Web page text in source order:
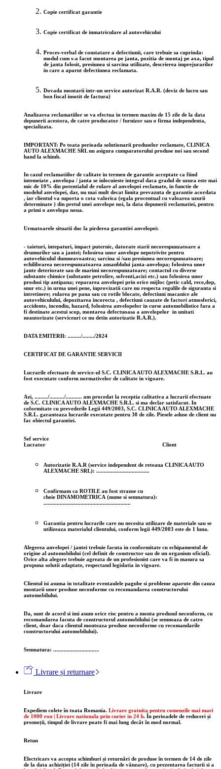
Copie certificat garantie
Copie certificat de inmatriculare al autovehicului
Proces-verbal de constatare a defectiunii, care trebuie sa cuprinda:
modul cum s-a facut montarea pe janta, pozitia de montaj pe axa, tipul
de janta folosit, presiunea si sarcina utilizate, descrierea imprejurarilor
in care a aparut defectiunea reclamata.
Dovada montarii intr-un service autorizat R.A.R. (deviz de lucru sau
bon fiscal insotit de factura)
Analizarea reclamatiilor se va efectua in termen maxim de 15 zile de la data
depunerii acestora, de catre producator / furnizor sau o firma independenta,
specializata.
IMPORTANT: Pe toata perioada solutionarii produselor reclamate, CLINICA
AUTO ALEXMACHE SRL nu asigura cumparatorului produse noi sau second
hand la schimb.
In cazul reclamatiilor de calitate in termen de garantie acceptate ca fiind
intemeiate , anvelopa / janta se inlocuieste integral daca gradul de uzura este mai
mic de 10% din potentialul de rulare al anvelopei reclamate, in functie de
modelul anvelopei, dar, nu mai mult decat limita prevazuta de garantie acordata
, iar clientul va suporta o cota valorica (egala procentual cu valoarea uzurii
determinate ) din pretul unei anvelope noi, la data depunerii reclamatiei, pentru
a primi o anvelopa noua.
Urmatoarele situatii duc la pirderea garantiei anvelopei:
- taieturi, intepaturi, impact puternic, datorate starii necorespunzatoare a
drumurilor sau a jantei; folosirea unor anvelope nepotrivite pentru
autovehiculul dumneavoastra; sarcina si /sau presiunea necorespunzatoare;
echilibrarea necorespunzatoarea ansanblului janta-anvelopa; folosirea unor
jante deteriorate sau de marimi necorespunzatoare; contactul cu diverse
substante chimice (substante petrolire, solventi,acizi etc.) sau folosirea unor
produsi tip antipana; repararea anvelopei prin orice mijloc (petic cald, rece,dop,
snur etc.) in urma unei pene, inprovizatii care nu respecta regulile de siguranta si
intretinere; rularea pe pana sau cu rotile blocate, defectiuni macanice ale
autovehiculului, depozitarea incorecta , defectiuni cauzate de factori atmosferici,
accidente, incendiu, hazard, folosirea anvelopelor in curse automobilistice fara a
fi destinate acestui scop, montarea defectuoasa a anvelopelor in unitati
neautorizate (serviceuri ce nu detin autorizatie R.A.R.).
DATA EMITERII: ........./......../2024
CERTIFICAT DE GARANTIE SERVICII
Lucrarile efectuate de service-ul S.C. CLINICA AUTO ALEXMACHE S.R.L. au
fost executate conform normativelor de calitate in vigoare.
Azi, ........./........../........... am procedat la receptia calitativa a lucrarii efectuate
de S.C. CLINICA AUTO ALEXMACHE S.R.L. si ma declar satisfacut. In
coformitate cu prevederile Legii 449/2003, S.C. CLINICA AUTO ALEXMACHE
S.R.L. garanteaza lucrarile executate pentru 30 de zile. Piesele aduse de client nu
fac obiectul garantiei.
Sef service
Lucrator Client
Autorizatie R.A.R (service independent de reteaua CLINICA AUTO
ALEXMACHE SRL): ....................................
Confirmam ca ROTILE au fost stranse cu
cheie DINAMOMETRICA (nume si semnatura):
...........................................................
Garantia pentru lucrarile care nu necesita utilizare de materiale sau se
utilizeaza materialul clientului, conform legii 449/2003 este de 1 luna.
Alegerea anvelopei / jantei trebuie facuta in conformitate cu echipamentul de
origine al automobilului (cel definit de constructor sau de un organism oficial).
Orice alta alegere trebuie agreata de un profesionist care va fi in masura sa
propuna solutii adaptate, respectand legislatia in vigoare.
Clientul isi asuma in totalitate eventaulele pagube si probleme aparute din cauza
montarii unor produse neconforme cu recomandarea constructorului
automobilului.
Da, sunt de acord si imi asum orice risc pentru a monta produsul neconform, cu
recomandarea facuta de constructorul automobilului (se semneaza de catre
client, doar daca clientul monteaza produse neconforme cu recomandarile
constructorului automobilului).
Semnatura: ...............................
Livrare și returnare
Livrare
Expediem colete în toata Romania. Livrare gratuita pentru comenzile mai mari
de 1000 ron | Livrare nationala prin curier in 24 h. În perioadele de reduceri și
promoții, timpul de livrare poate fi mai lung decât în mod normal.
Retun
Electricars va accepta schimburi și returnări de produse în termen de 14 de zile
de la data achiziției (14 zile în perioada de vânzare), cu prezentarea facturii si a